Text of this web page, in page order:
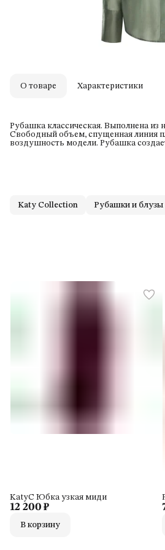
О товаре Характеристики
Рубашка классическая. Выполнена
Свободный объем, спущенная линия
воздушность модели. Рубашка
Katy Collection Рубашки и блузы
12 200 ₽
KatyC Юбка узкая миди
В корзину